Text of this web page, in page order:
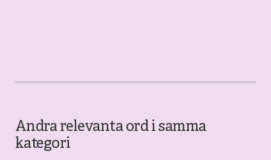
Andra relevanta ord i samma
kategori